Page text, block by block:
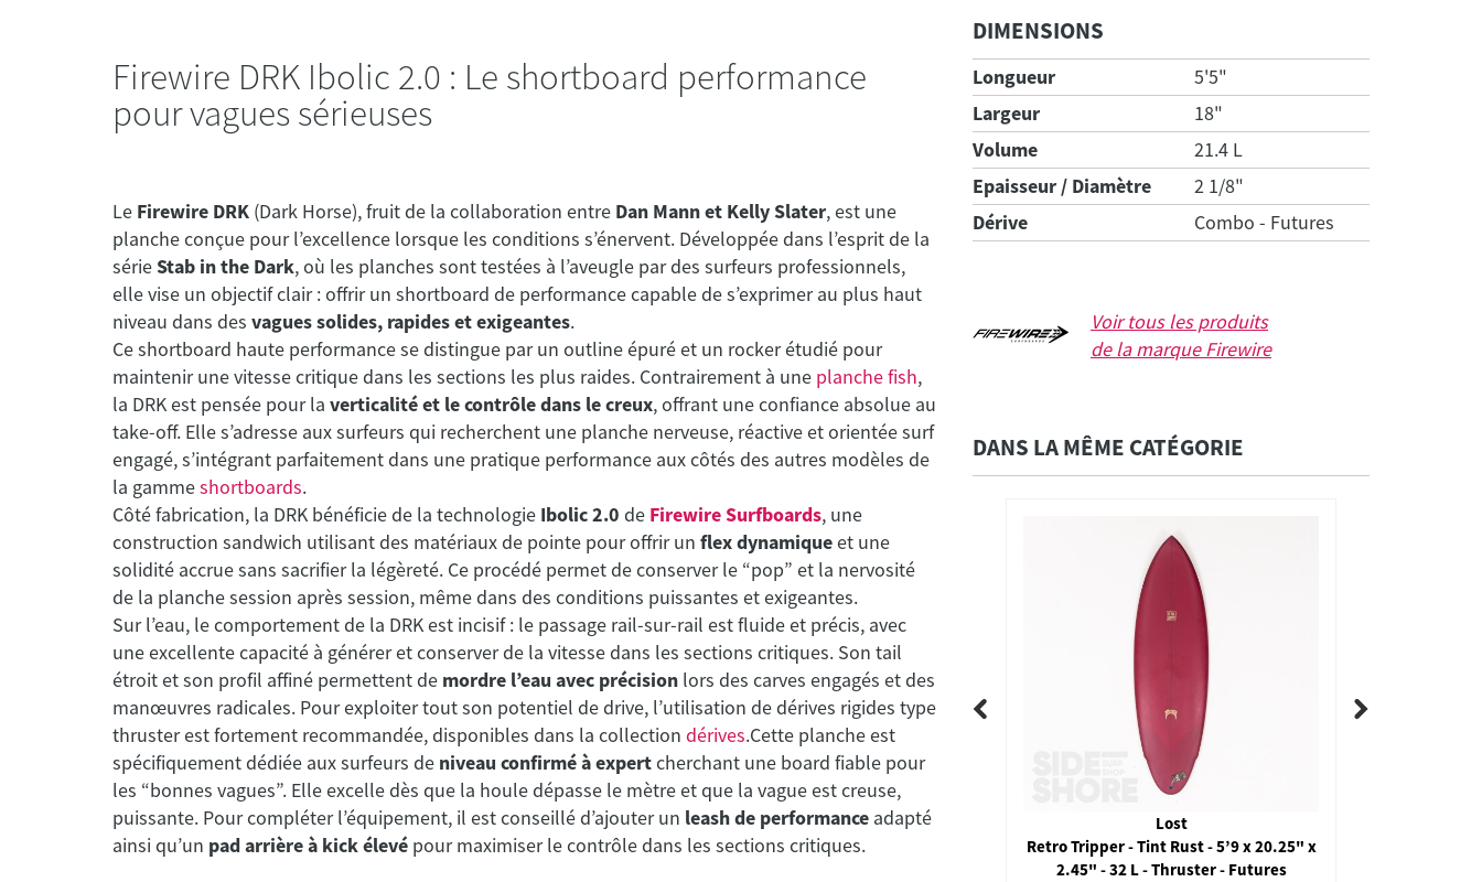
Firewire DRK Ibolic 2.0 : Le shortboard performance
pour vagues sérieuses
Le Firewire DRK (Dark Horse), fruit de la collaboration entre Dan Mann et Kelly Slater, est une
planche conçue pour l’excellence lorsque les conditions s’énervent. Développée dans l’esprit de la
sérieStab in the Dark, où les planches sont testées à l’aveugle par des surfeurs professionnels,
elle vise un objectif clair : offrir un shortboard de performance capable de s’exprimer au plus haut
niveau dans des vagues solides, rapides et exigeantes.
Ce shortboard haute performance se distingue par un outline épuré et un rocker étudié pour
maintenir une vitesse critique dans les sections les plus raides. Contrairement à une planche fish,
la DRK est pensée pour la verticalité et le contrôle dans le creux, offrant une confiance absolue au
take-off. Elle s’adresse aux surfeurs qui recherchent une planche nerveuse, réactive et orientée surf
engagé, s’intégrant parfaitement dans une pratique performance aux côtés des autres modèles de
la gammeshortboards.
Côté fabrication, la DRK bénéficie de la technologie Ibolic 2.0 de Firewire Surfboards, une
construction sandwich utilisant des matériaux de pointe pour offrir un flex dynamiqueet une
solidité accrue sans sacrifier la légèreté. Ce procédé permet de conserver le “pop” et la nervosité
de la planche session après session, même dans des conditions puissantes et exigeantes.
Sur l’eau, le comportement de la DRK est incisif : le passage rail-sur-rail est fluide et précis, avec
une excellente capacité à générer et conserver de la vitesse dans les sections critiques. Son tail
étroit et son profil affiné permettent de mordre l’eau avec précision lors des carves engagés et des
manœuvres radicales. Pour exploiter tout son potentiel de drive, l’utilisation de dérives rigides type
thruster est fortement recommandée, disponibles dans la collection dérives.Cette planche est
spécifiquement dédiée aux surfeurs de niveau confirmé à expertcherchant une board fiable pour
les “bonnes vagues”. Elle excelle dès que la houle dépasse le mètre et que la vague est creuse,
puissante. Pour compléter l’équipement, il est conseillé d’ajouter un leash de performance adapté
ainsi qu’un pad arrière à kick élevé pour maximiser le contrôle dans les sections critiques.
DIMENSIONS
Longueur
5'5"
Largeur
18"
Volume
21.4 L
Epaisseur / Diamètre
2 1/8"
Dérive
Combo - Futures
Voir tous les produits
de la marqueFirewire
DANS LA MÊME CATÉGORIE
Al Merrick
Happy Everyday - Color - 5'10 x 19 3/4"
Lost
Stub Driver 3.0 Black Sheep - 5'9 x 19" x
Lost
Retro Tripper - Tint Rust - 5’9 x 20.25" x
2.45" - 32 L - Thruster - Futures